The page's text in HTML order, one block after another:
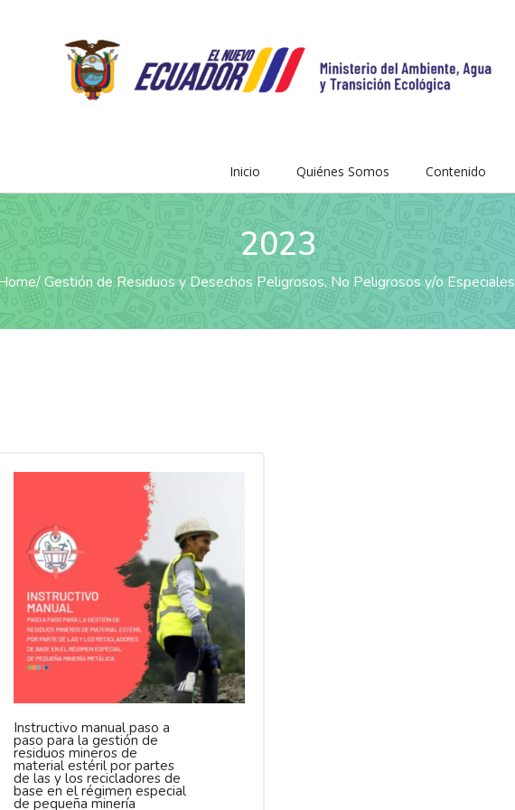
Inicio Quiénes Somos Contenido
2023
Gestión de Residuos y Desechos Peligrosos, No Peligrosos y/o Especiales
Instructivo manual paso a
paso para la gestión de
residuos mineros de
material estéril por partes
de las y los recicladores de
base en el régimen especial
de pequeña minería